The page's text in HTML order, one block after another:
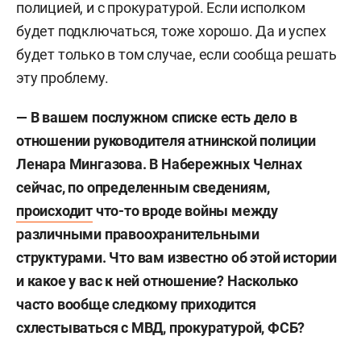
полицией, и с прокуратурой. Если исполком
будет подключаться, тоже хорошо. Да и успех
будет только в том случае, если сообща решать
эту проблему.
— В вашем послужном списке есть дело в
отношении руководителя атнинской полиции
Ленара Мингазова. В Набережных Челнах
сейчас, по определенным сведениям,
происходитчто-то вроде войны между
различными правоохранительными
структурами. Что вам известно об этой истории
и какое у вас к ней отношение? Насколько
часто вообще следкому приходится
схлестываться с МВД, прокуратурой, ФСБ?